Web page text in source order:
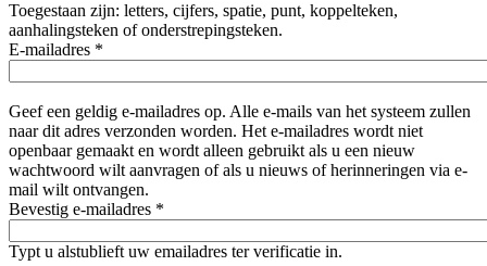
Toegestaan zijn: letters, cijfers, spatie, punt, koppelteken,
aanhalingsteken of onderstrepingsteken.
E-mailadres *
Geef een geldig e-mailadres op. Alle e-mails van het systeem zullen
naar dit adres verzonden worden. Het e-mailadres wordt niet
openbaar gemaakt en wordt alleen gebruikt als u een nieuw
wachtwoord wilt aanvragen of als u nieuws of herinneringen via e-
mail wilt ontvangen.
Bevestig e-mailadres *
Typt u alstublieft uw emailadres ter verificatie in.